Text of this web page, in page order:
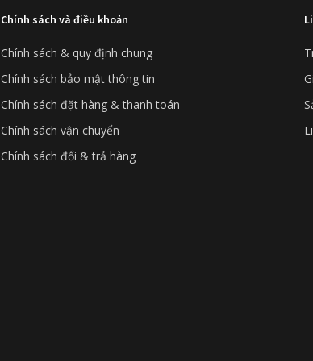
Chính sách và điều khoản
Chính sách & quy định chung
Chính sách bảo mật thông tin
Chính sách đặt hàng & thanh toán
Chính sách vận chuyển
Chính sách đổi & trả hàng